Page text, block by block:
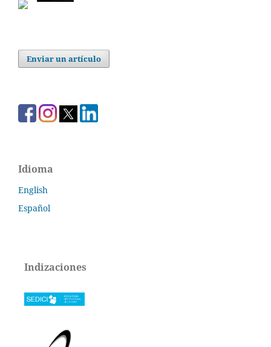
Enviar un artículo
Idioma
English
Español
Indizaciones